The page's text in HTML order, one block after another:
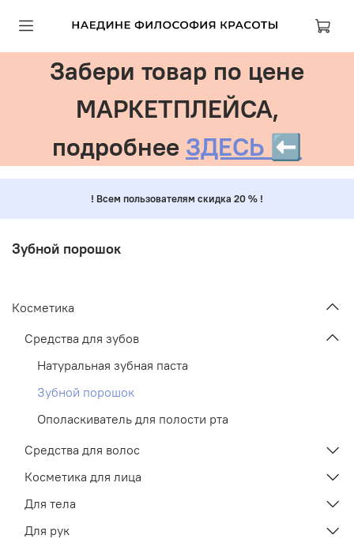
Забери товар по цене
МАРКЕТПЛЕЙСА,
подробнее ЗДЕСЬ ⬅️
! Всем пользователям скидка 20 % !
Зубной порошок
Косметика
Средства для зубов
Натуральная зубная паста
Зубной порошок
Ополаскиватель для полости рта
Средства для волос
Косметика для лица
Для тела
Для рук